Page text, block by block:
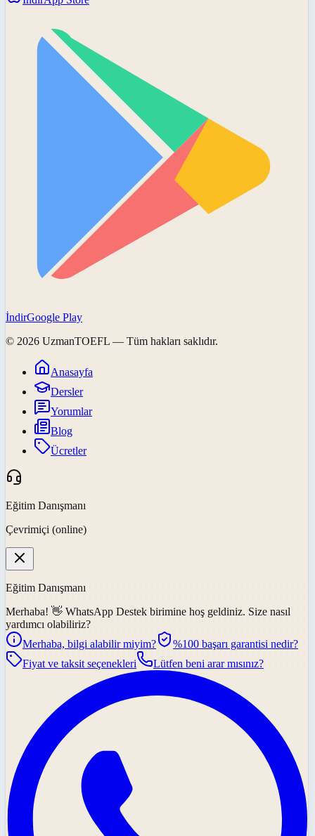
İndirGoogle Play
© 2026 UzmanTOEFL — Tüm hakları saklıdır.
Anasayfa
Dersler
Yorumlar
Blog
Ücretler
Eğitim Danışmanı
Çevrimiçi (online)
Eğitim Danışmanı
Merhaba! 👋 WhatsApp Destek birimine hoş geldiniz. Size nasıl
yardımcı olabiliriz?
Merhaba, bilgi alabilir miyim?
%100 başarı garantisi nedir?
Fiyat ve taksit seçenekleri
Lütfen beni arar mısınız?